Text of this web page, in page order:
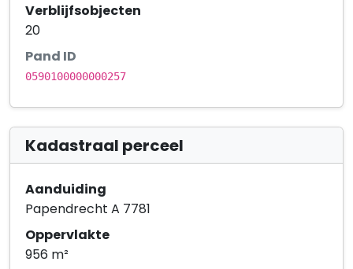
Verblijfsobjecten
20
Pand ID
0590100000000257
Kadastraal perceel
Aanduiding
Papendrecht A 7781
Oppervlakte
956 m²